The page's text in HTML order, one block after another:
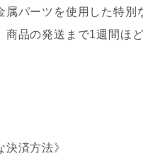
属パーツを使用した特別
商品の発送まで1週間ほ
決済方法》